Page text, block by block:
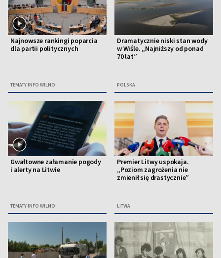
Najnowsze rankingi poparcia
dla partii politycznych
TEMATY INFO WILNO
Dramatycznie niski stan wody
w Wiśle. „Najniższy od ponad
70 lat”
POLSKA
Gwałtowne załamanie pogody
i alerty na Litwie
TEMATY INFO WILNO
Premier Litwy uspokaja.
„Poziom zagrożenia nie
zmienił się drastycznie”
LITWA